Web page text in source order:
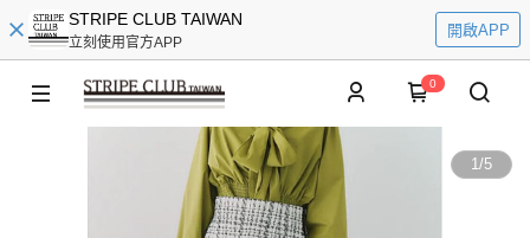
STRIPE CLUB TAIWAN
立刻使用官方APP
開啟APP
0
1/5